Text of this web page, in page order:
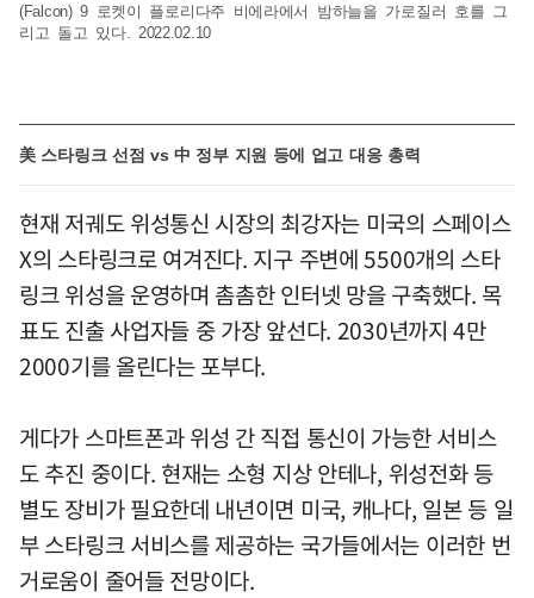
(Falcon) 9 로켓이 플로리다주 비에라에서 밤하늘을 가로질러 호를 그
리고 돌고 있다. 2022.02.10
美 스타링크 선점 vs 中 정부 지원 등에 업고 대응 총력
현재 저궤도 위성통신 시장의 최강자는 미국의 스페이스
X의 스타링크로 여겨진다. 지구 주변에 5500개의 스타
링크 위성을 운영하며 촘촘한 인터넷 망을 구축했다. 목
표도 진출 사업자들 중 가장 앞선다. 2030년까지 4만
2000기를 올린다는 포부다.
게다가 스마트폰과 위성 간 직접 통신이 가능한 서비스
도 추진 중이다. 현재는 소형 지상 안테나, 위성전화 등
별도 장비가 필요한데 내년이면 미국, 캐나다, 일본 등 일
부 스타링크 서비스를 제공하는 국가들에서는 이러한 번
거로움이 줄어들 전망이다.